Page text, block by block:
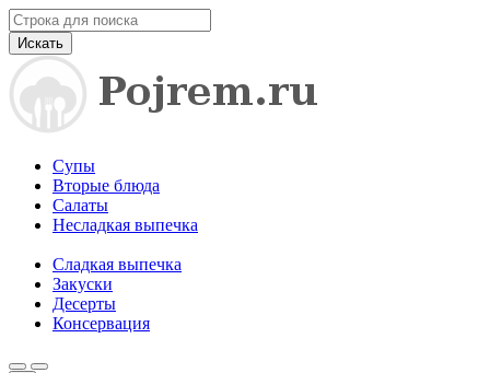
Искать
Супы
Вторые блюда
Салаты
Несладкая выпечка
Сладкая выпечка
Закуски
Десерты
Консервация